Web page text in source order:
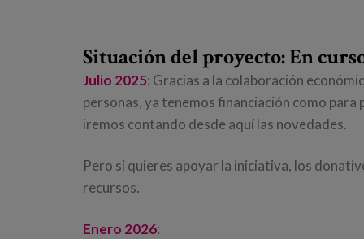
Situación del proyecto: En
Julio 2025: Gracias a la colaboración
personas, ya tenemos financiación como
iremos contando desde aquí las novedades.
Pero si quieres apoyar la iniciativa, los
recursos.
Enero 2026: